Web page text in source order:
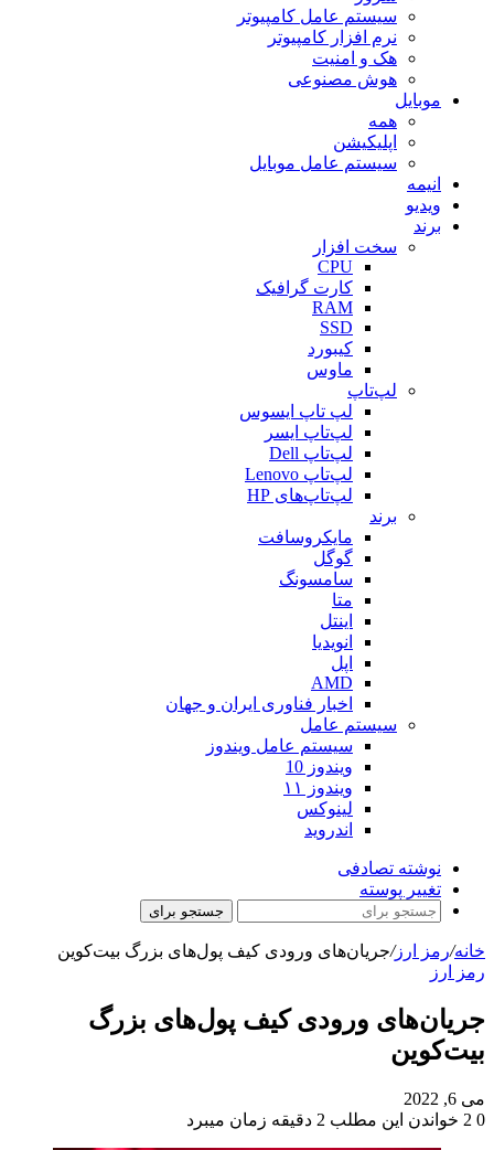
سیستم عامل کامپیوتر
نرم افزار کامپیوتر
هک و امنیت
هوش مصنوعی
موبایل
همه
اپلیکیشن
سیستم عامل موبایل
انیمه
ویدیو
برند
سخت افزار
CPU
کارت گرافیک
RAM
SSD
کیبورد
ماوس
لپ‌تاپ
لپ تاپ ایسوس
لپ‌تاپ ایسر
لپ‌تاپ Dell
لپ‌تاپ Lenovo
لپ‌تاپ‌های HP
برند
مایکروسافت
گوگل
سامسونگ
متا
اینتل
انویدیا
اپل
AMD
اخبار فناوری ایران و جهان
سیستم عامل
سیستم عامل ویندوز
ویندوز 10
ویندوز ۱۱
لینوکس
اندروید
نوشته تصادفی
تغییر پوسته
جستجو برای
خانه/رمز ارز/جریان‌های ورودی کیف پول‌های بزرگ بیت‌کوین
رمز ارز
جریان‌های ورودی کیف پول‌های بزرگ
بیت‌کوین
می 6, 2022
0
خواندن این مطلب 2 دقیقه زمان میبرد